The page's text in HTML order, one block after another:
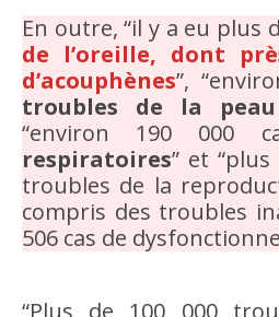
En outre, “il y a eu plus
de l’oreille, dont
d’acouphènes”,
troubles de la
“environ 190 000
respiratoires” et “plus
troubles de la
compris des troubles
506 cas de